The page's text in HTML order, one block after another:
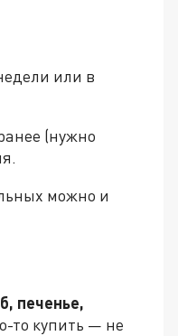
или в
(нужно
можно и
печенье,
то купить — не